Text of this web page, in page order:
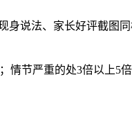
说法、家长好评截图
情节严重的处3倍以上5